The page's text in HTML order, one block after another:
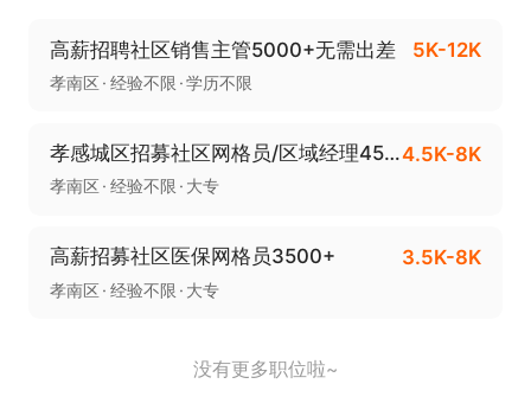
高薪招聘社区销售主管5000+无需出差 5K-12K
孝南区 经验不限 学历不限
孝感城区招募社区网格员/区域经理4500起4.5K-8K
孝南区 经验不限 大专
高薪招募社区医保网格员3500+ 3.5K-8K
孝南区 经验不限 大专
没有更多职位啦~